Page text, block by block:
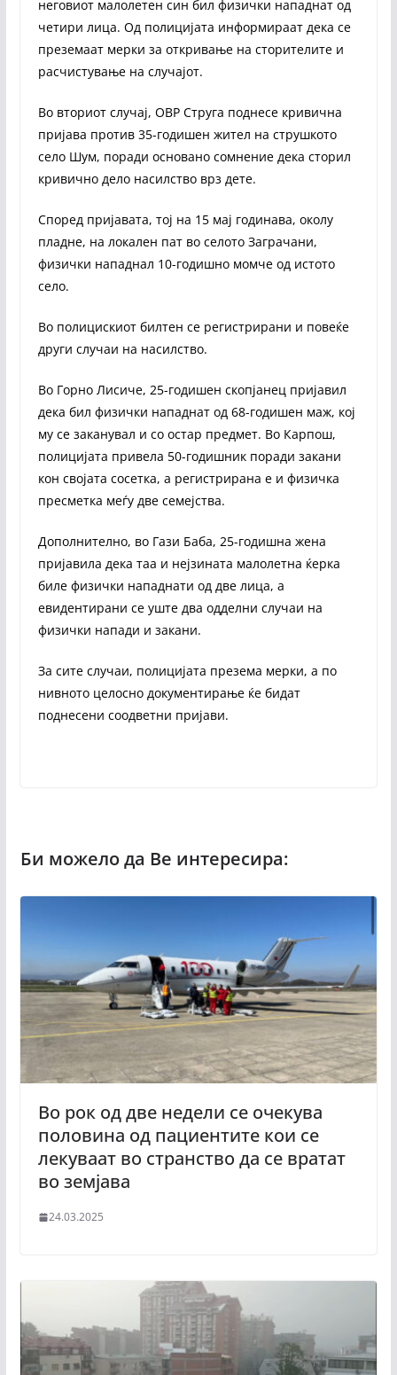
неговиот малолетен син бил физички нападнат од
четири лица. Од полицијата информираат дека се
преземаат мерки за откривање на сторителите и
расчистување на случајот.
Во вториот случај, ОВР Струга поднесе кривична
пријава против 35-годишен жител на струшкото
село Шум, поради основано сомнение дека сторил
кривично дело насилство врз дете.
Според пријавата, тој на 15 мај годинава, околу
пладне, на локален пат во селото Заграчани,
физички нападнал 10-годишно момче од истото
село.
Во полицискиот билтен се регистрирани и повеќе
други случаи на насилство.
Во Горно Лисиче, 25-годишен скопјанец пријавил
дека бил физички нападнат од 68-годишен маж, кој
му се заканувал и со остар предмет. Во Карпош,
полицијата привела 50-годишник поради закани
кон својата сосетка, а регистрирана е и физичка
пресметка меѓу две семејства.
Дополнително, во Гази Баба, 25-годишна жена
пријавила дека таа и нејзината малолетна ќерка
биле физички нападнати од две лица, а
евидентирани се уште два одделни случаи на
физички напади и закани.
За сите случаи, полицијата презема мерки, а по
нивното целосно документирање ќе бидат
поднесени соодветни пријави.
Во рок од две недели се очекува
половина од пациентите кои се
лекуваат во странство да се вратат
во земјава
24.03.2025